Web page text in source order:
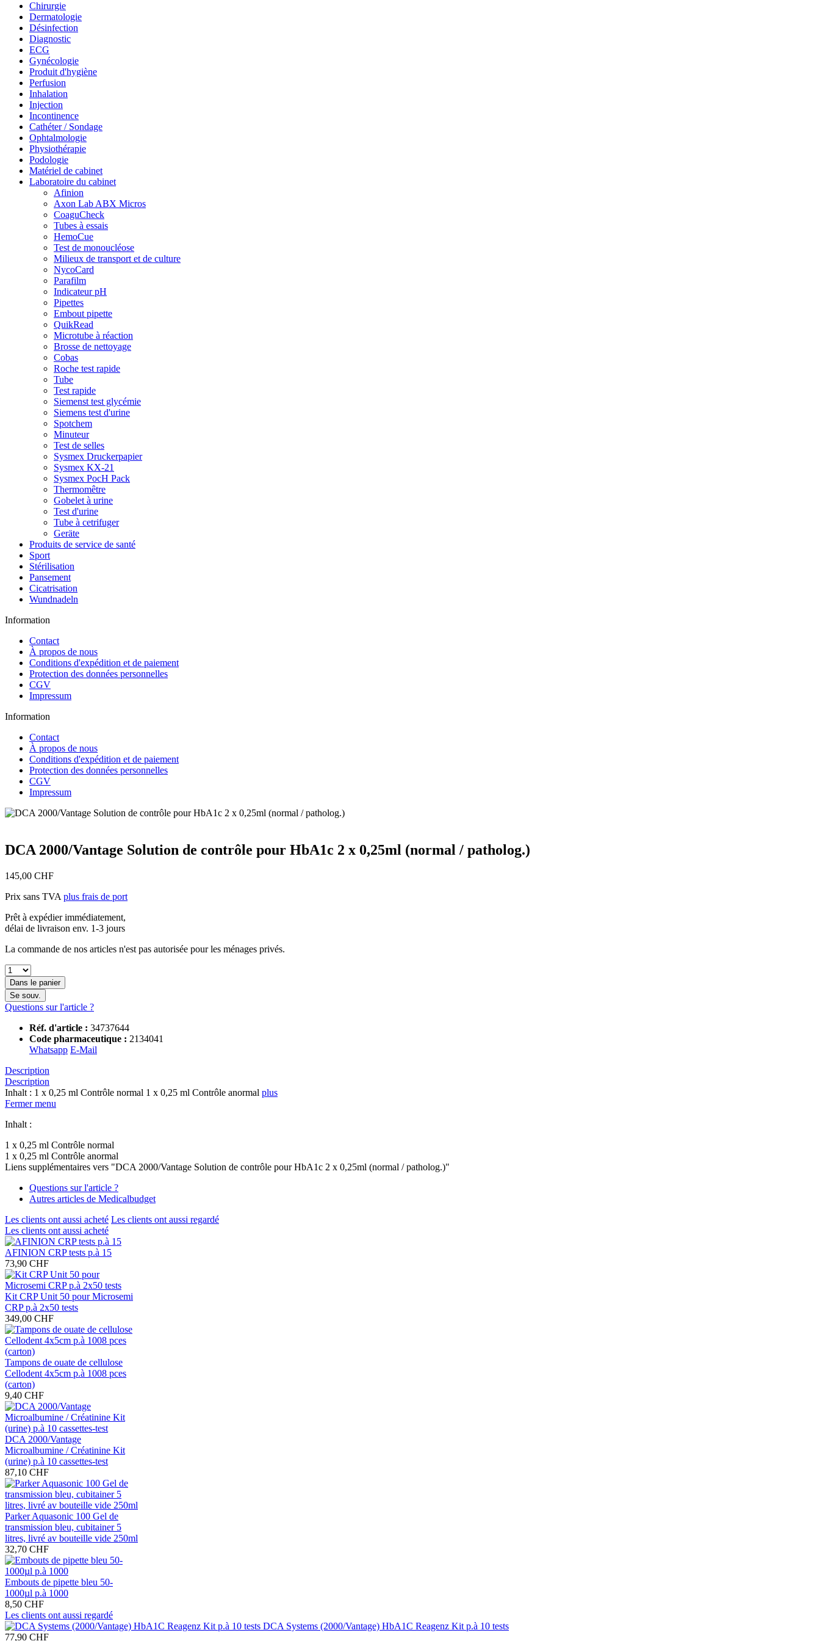
Chirurgie
Dermatologie
Désinfection
Diagnostic
ECG
Gynécologie
Produit d'hygiène
Perfusion
Inhalation
Injection
Incontinence
Cathéter / Sondage
Ophtalmologie
Physiothérapie
Podologie
Matériel de cabinet
Laboratoire du cabinet
Afinion
Axon Lab ABX Micros
CoaguCheck
Tubes à essais
HemoCue
Test de monoucléose
Milieux de transport et de culture
NycoCard
Parafilm
Indicateur pH
Pipettes
Embout pipette
QuikRead
Microtube à réaction
Brosse de nettoyage
Cobas
Roche test rapide
Tube
Test rapide
Siemenst test glycémie
Siemens test d'urine
Spotchem
Minuteur
Test de selles
Sysmex Druckerpapier
Sysmex KX-21
Sysmex PocH Pack
Thermomêtre
Gobelet à urine
Test d'urine
Tube à cetrifuger
Geräte
Produits de service de santé
Sport
Stérilisation
Pansement
Cicatrisation
Wundnadeln
Information
Contact
À propos de nous
Conditions d'expédition et de paiement
Protection des données personnelles
CGV
Impressum
Information
Contact
À propos de nous
Conditions d'expédition et de paiement
Protection des données personnelles
CGV
Impressum
DCA 2000/Vantage Solution de contrôle pour HbA1c 2 x 0,25ml (normal / patholog.)
145,00 CHF
Prix sans TVA plus frais de port
Prêt à expédier immédiatement,
délai de livraison env. 1-3 jours
La commande de nos articles n'est pas autorisée pour les ménages privés.
Dans le panier
Se souv.
Questions sur l'article ?
Réf. d'article : 34737644
Code pharmaceutique : 2134041
Whatsapp E-Mail
Description
Description
Inhalt : 1 x 0,25 ml Contrôle normal 1 x 0,25 ml Contrôle anormal plus
Fermer menu
Inhalt :
1 x 0,25 ml Contrôle normal
1 x 0,25 ml Contrôle anormal
Liens supplémentaires vers "DCA 2000/Vantage Solution de contrôle pour HbA1c 2 x 0,25ml (normal / patholog.)"
Questions sur l'article ?
Autres articles de Medicalbudget
Les clients ont aussi acheté Les clients ont aussi regardé
Les clients ont aussi acheté
AFINION CRP tests p.à 15
73,90 CHF
Kit CRP Unit 50 pour Microsemi
CRP p.à 2x50 tests
349,00 CHF
Tampons de ouate de cellulose
Cellodent 4x5cm p.à 1008 pces
(carton)
9,40 CHF
DCA 2000/Vantage
Microalbumine / Créatinine Kit
(urine) p.à 10 cassettes-test
87,10 CHF
Parker Aquasonic 100 Gel de
transmission bleu, cubitainer 5
litres, livré av bouteille vide 250ml
32,70 CHF
Embouts de pipette bleu 50-
1000µl p.à 1000
8,50 CHF
Les clients ont aussi regardé
DCA Systems (2000/Vantage) HbA1C Reagenz Kit p.à 10 tests
77,90 CHF